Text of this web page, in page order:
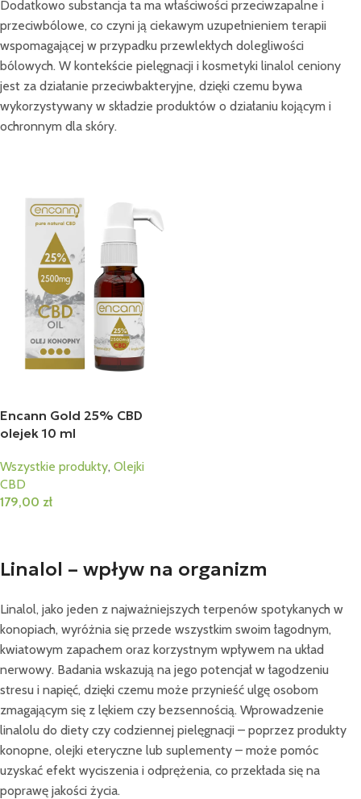
Dodatkowo substancja ta ma właściwości przeciwzapalne i
przeciwbólowe, co czyni ją ciekawym uzupełnieniem terapii
wspomagającej w przypadku przewlekłych dolegliwości
bólowych. W kontekście pielęgnacji i kosmetyki linalol ceniony
jest za działanie przeciwbakteryjne, dzięki czemu bywa
wykorzystywany w składzie produktów o działaniu kojącym i
ochronnym dla skóry.
Encann Gold 25% CBD
olejek 10 ml
Wszystkie produkty, Olejki
CBD
179,00 zł
Linalol – wpływ na organizm
Linalol, jako jeden z najważniejszych terpenów spotykanych w
konopiach, wyróżnia się przede wszystkim swoim łagodnym,
kwiatowym zapachem oraz korzystnym wpływem na układ
nerwowy. Badania wskazują na jego potencjał w łagodzeniu
stresu i napięć, dzięki czemu może przynieść ulgę osobom
zmagającym się z lękiem czy bezsennością. Wprowadzenie
linalolu do diety czy codziennej pielęgnacji – poprzez produkty
konopne, olejki eteryczne lub suplementy – może pomóc
uzyskać efekt wyciszenia i odprężenia, co przekłada się na
poprawę jakości życia.